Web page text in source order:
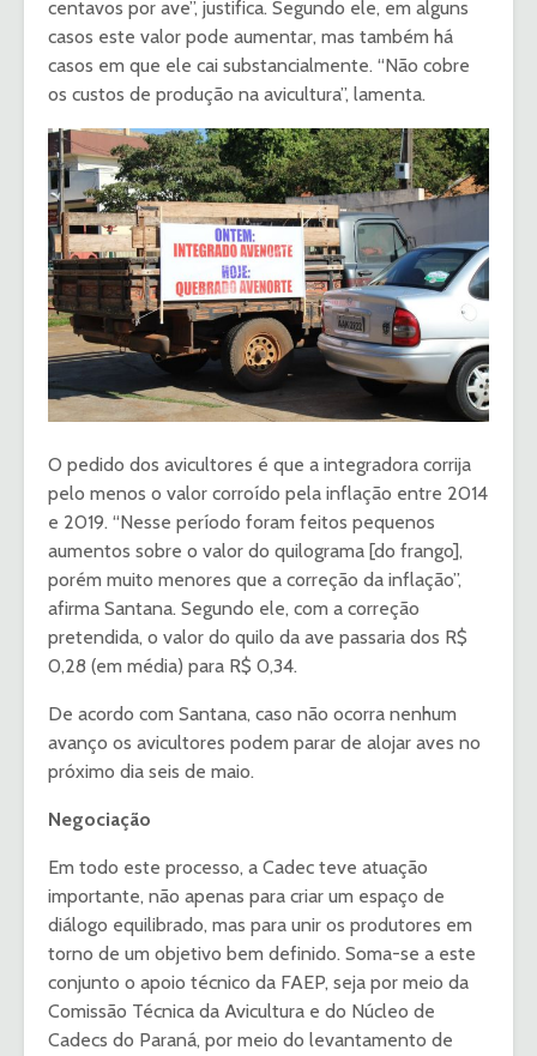
centavos por ave”, justifica. Segundo ele, em alguns
casos este valor pode aumentar, mas também há
casos em que ele cai substancialmente. “Não cobre
os custos de produção na avicultura”, lamenta.
O pedido dos avicultores é que a integradora corrija
pelo menos o valor corroído pela inflação entre 2014
e 2019. “Nesse período foram feitos pequenos
aumentos sobre o valor do quilograma [do frango],
porém muito menores que a correção da inflação”,
afirma Santana. Segundo ele, com a correção
pretendida, o valor do quilo da ave passaria dos R$
0,28 (em média) para R$ 0,34.
De acordo com Santana, caso não ocorra nenhum
avanço os avicultores podem parar de alojar aves no
próximo dia seis de maio.
Negociação
Em todo este processo, a Cadec teve atuação
importante, não apenas para criar um espaço de
diálogo equilibrado, mas para unir os produtores em
torno de um objetivo bem definido. Soma-se a este
conjunto o apoio técnico da FAEP, seja por meio da
Comissão Técnica da Avicultura e do Núcleo de
Cadecs do Paraná, por meio do levantamento de